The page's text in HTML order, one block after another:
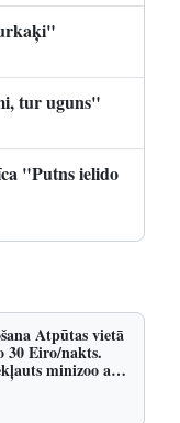
tur uguns"
"Putns ielido
Atpūtas vietā
30 Eiro/nakts.
minizoo a…